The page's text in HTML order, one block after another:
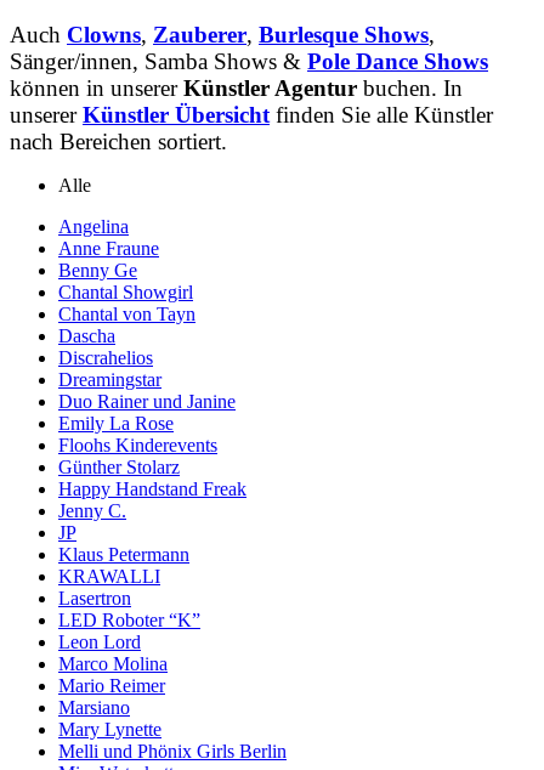
Auch Clowns, Zauberer, Burlesque Shows,
Sänger/innen, Samba Shows & Pole Dance Shows
können in unsererKünstler Agentur buchen. In
unsererKünstler Übersicht finden Sie alle Künstler
nach Bereichen sortiert.
Alle
Angelina
Anne Fraune
Benny Ge
Chantal Showgirl
Chantal von Tayn
Dascha
Discrahelios
Dreamingstar
Duo Rainer und Janine
Emily La Rose
Floohs Kinderevents
Günther Stolarz
Happy Handstand Freak
Jenny C.
JP
Klaus Petermann
KRAWALLI
Lasertron
LED Roboter “K”
Leon Lord
Marco Molina
Mario Reimer
Marsiano
Mary Lynette
Melli und Phönix Girls Berlin